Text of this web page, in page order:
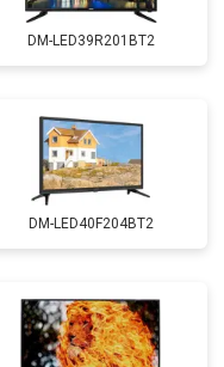
DM-LED39R201BT2
DM-LED40F204BT2